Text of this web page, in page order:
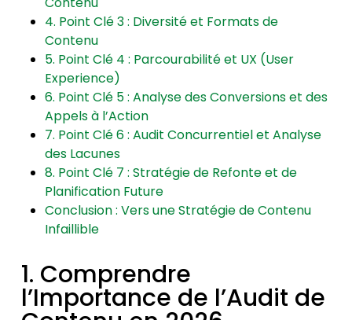
4. Point Clé 3 : Diversité et Formats de
Contenu
5. Point Clé 4 : Parcourabilité et UX (User
Experience)
6. Point Clé 5 : Analyse des Conversions et des
Appels à l’Action
7. Point Clé 6 : Audit Concurrentiel et Analyse
des Lacunes
8. Point Clé 7 : Stratégie de Refonte et de
Planification Future
Conclusion : Vers une Stratégie de Contenu
Infaillible
1. Comprendre
l’Importance de l’Audit de